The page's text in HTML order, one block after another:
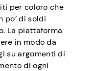
per coloro che
po’ di soldi
La piattaforma
in modo da
su argomenti di
di ogni